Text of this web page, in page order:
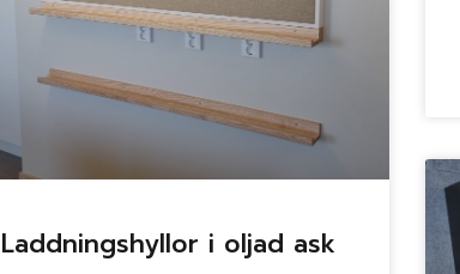
Laddningshyllor i oljad ask